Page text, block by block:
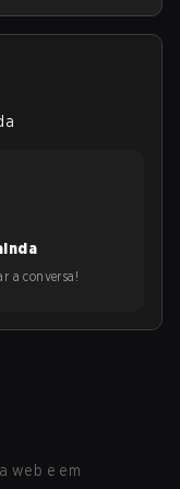
a conversa!
web e em